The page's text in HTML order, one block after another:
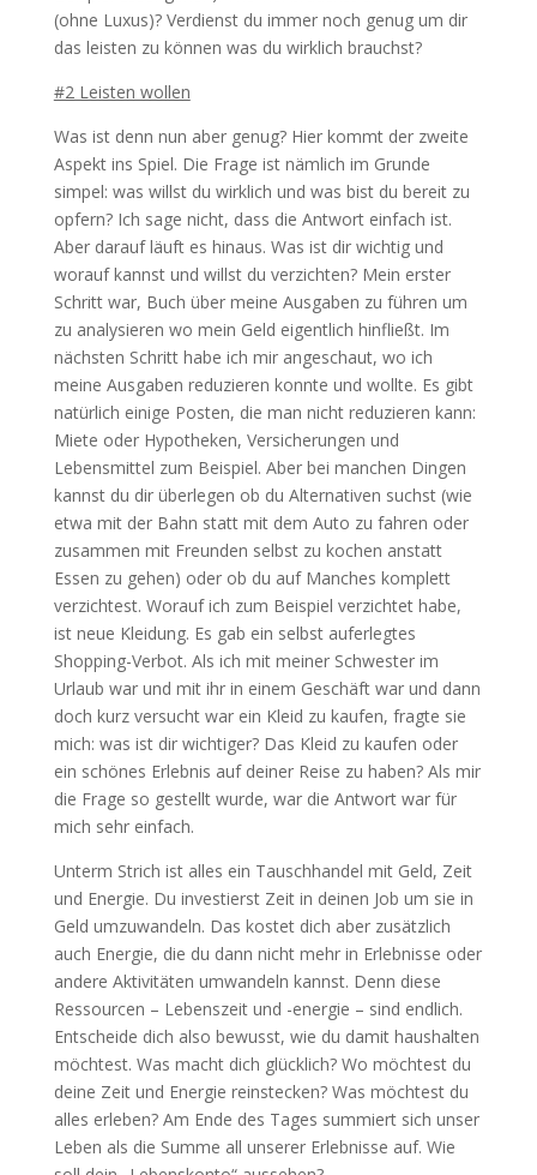
(ohne Luxus)? Verdienst du immer noch genug um dir
das leisten zu können was du wirklich brauchst?
#2 Leisten wollen
Was ist denn nun aber genug? Hier kommt der zweite
Aspekt ins Spiel. Die Frage ist nämlich im Grunde
simpel: was willst du wirklich und was bist du bereit zu
opfern? Ich sage nicht, dass die Antwort einfach ist.
Aber darauf läuft es hinaus. Was ist dir wichtig und
worauf kannst und willst du verzichten? Mein erster
Schritt war, Buch über meine Ausgaben zu führen um
zu analysieren wo mein Geld eigentlich hinfließt. Im
nächsten Schritt habe ich mir angeschaut, wo ich
meine Ausgaben reduzieren konnte und wollte. Es gibt
natürlich einige Posten, die man nicht reduzieren kann:
Miete oder Hypotheken, Versicherungen und
Lebensmittel zum Beispiel. Aber bei manchen Dingen
kannst du dir überlegen ob du Alternativen suchst (wie
etwa mit der Bahn statt mit dem Auto zu fahren oder
zusammen mit Freunden selbst zu kochen anstatt
Essen zu gehen) oder ob du auf Manches komplett
verzichtest. Worauf ich zum Beispiel verzichtet habe,
ist neue Kleidung. Es gab ein selbst auferlegtes
Shopping-Verbot. Als ich mit meiner Schwester im
Urlaub war und mit ihr in einem Geschäft war und dann
doch kurz versucht war ein Kleid zu kaufen, fragte sie
mich: was ist dir wichtiger? Das Kleid zu kaufen oder
ein schönes Erlebnis auf deiner Reise zu haben? Als mir
die Frage so gestellt wurde, war die Antwort war für
mich sehr einfach.
Unterm Strich ist alles ein Tauschhandel mit Geld, Zeit
und Energie. Du investierst Zeit in deinen Job um sie in
Geld umzuwandeln. Das kostet dich aber zusätzlich
auch Energie, die du dann nicht mehr in Erlebnisse oder
andere Aktivitäten umwandeln kannst. Denn diese
Ressourcen – Lebenszeit und -energie – sind endlich.
Entscheide dich also bewusst, wie du damit haushalten
möchtest. Was macht dich glücklich? Wo möchtest du
deine Zeit und Energie reinstecken? Was möchtest du
alles erleben? Am Ende des Tages summiert sich unser
Leben als die Summe all unserer Erlebnisse auf. Wie